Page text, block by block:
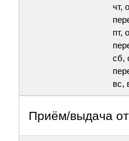
чт,
пт,
сб,
вс,
Приём/выдача